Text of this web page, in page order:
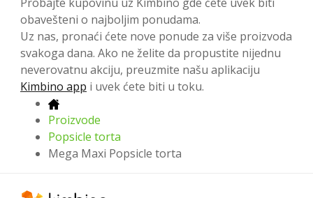
obavešteni o najboljim ponudama.
Uz nas, pronaći ćete nove ponude za više proizvoda
svakoga dana. Ako ne želite da propustite nijednu
neverovatnu akciju, preuzmite našu aplikaciju
Kimbino app i uvek ćete biti u toku.
Proizvode
Popsicle torta
Mega Maxi Popsicle torta